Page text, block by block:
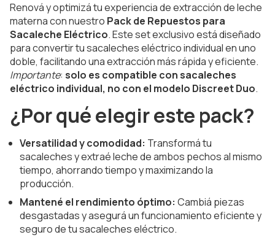
Renová y optimizá tu experiencia de extracción de leche
materna con nuestro Pack de Repuestos para
Sacaleche Eléctrico. Este set exclusivo está diseñado
para convertir tu sacaleches eléctrico individual en uno
doble, facilitando una extracción más rápida y eficiente.
Importante: solo es compatible con sacaleches
eléctrico individual, no con el modelo Discreet Duo.
¿Por qué elegir este pack?
Versatilidad y comodidad: Transformá tu
sacaleches y extraé leche de ambos pechos al mismo
tiempo, ahorrando tiempo y maximizando la
producción.
Mantené el rendimiento óptimo: Cambiá piezas
desgastadas y asegurá un funcionamiento eficiente y
seguro de tu sacaleches eléctrico.